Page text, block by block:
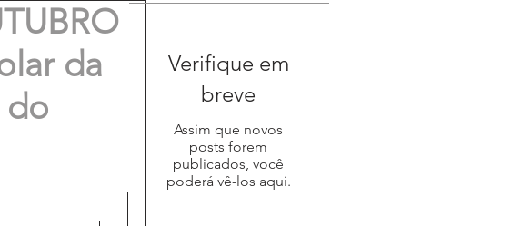
da
do
Verifique em
breve
Assim que novos
posts forem
publicados, você
poderá vê-los aqui.